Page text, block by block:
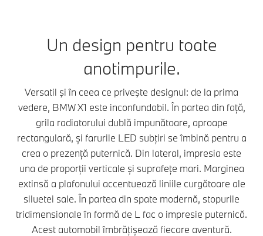
Un design pentru toate
anotimpurile.
Versatil şi în ceea ce priveşte designul: de la prima
vedere, BMW X1 este inconfundabil. În partea din față,
grila radiatorului dublă impunătoare, aproape
rectangulară, și farurile LED subțiri se îmbină pentru a
crea o prezență puternică. Din lateral, impresia este
una de proporții verticale și suprafețe mari. Marginea
extinsă a plafonului accentuează liniile curgătoare ale
siluetei sale. În partea din spate modernă, stopurile
tridimensionale în formă de L fac o impresie puternică.
Acest automobil îmbrățișează fiecare aventură.